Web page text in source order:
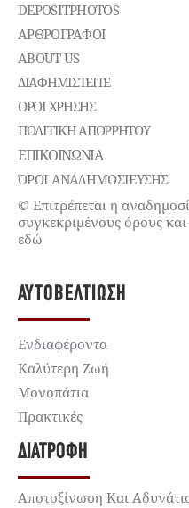
DEPOSITPHOTOS
ΑΡΘΡΟΓΡΑΦΟΙ
ABOUT US
ΔΙΑΦΗΜΙΣΤΕΊΤΕ
ΌΡΟΙ ΧΡΉΣΗΣ
ΠΟΛΙΤΙΚΉ ΑΠΟΡΡΉΤΟΥ
ΕΠΙΚΟΙΝΩΝΊΑ
ΌΡΟΙ ΑΝΑΔΗΜΟΣΙΕΥΣΗΣ
© Επιτρέπεται η
συγκεκριμένους όρους
εδώ
ΑΥΤΟΒΕΛΤΊΩΣΗ
Ενδιαφέροντα
Καλύτερη Ζωή
Μονοπάτια
Πρακτικές
ΔΙΑΤΡΟΦΉ
Αποτοξίνωση Και